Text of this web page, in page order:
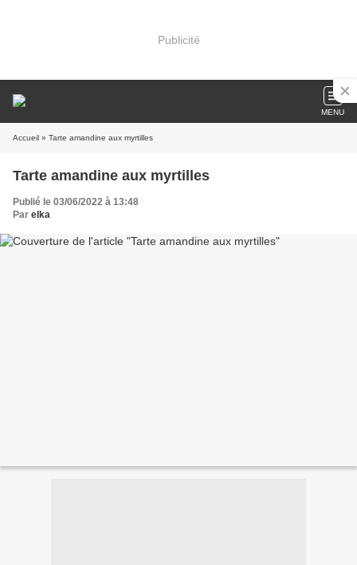
Publicité
MENU
Accueil » Tarte amandine aux myrtilles
Tarte amandine aux myrtilles
Publié le 03/06/2022 à 13:48
Par elka